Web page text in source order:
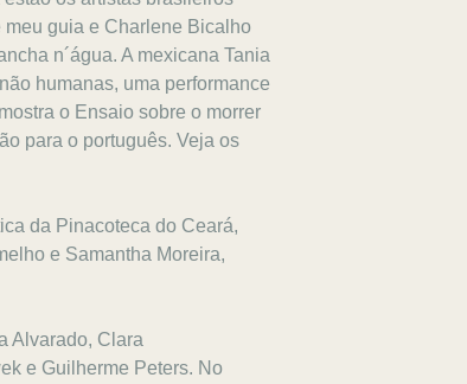
guia e Charlene Bicalho
n´água. A mexicana Tania
humanas, uma performance
o Ensaio sobre o morrer
para o português. Veja os
da Pinacoteca do Ceará,
e Samantha Moreira,
Alvarado, Clara
e Guilherme Peters. No